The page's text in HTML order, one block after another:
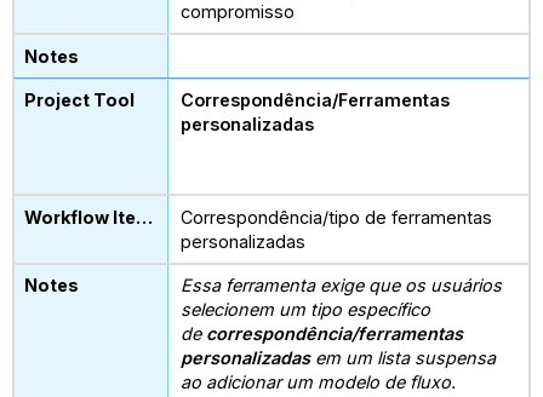
compromisso
Correspondência/Ferramentas
personalizadas
Correspondência/tipo de ferramentas
personalizadas
Essa ferramenta exige que os usuários
selecionem um tipo específico
de correspondência/ferramentas
personalizadasem um lista suspensa
ao adicionar um modelo de fluxo.